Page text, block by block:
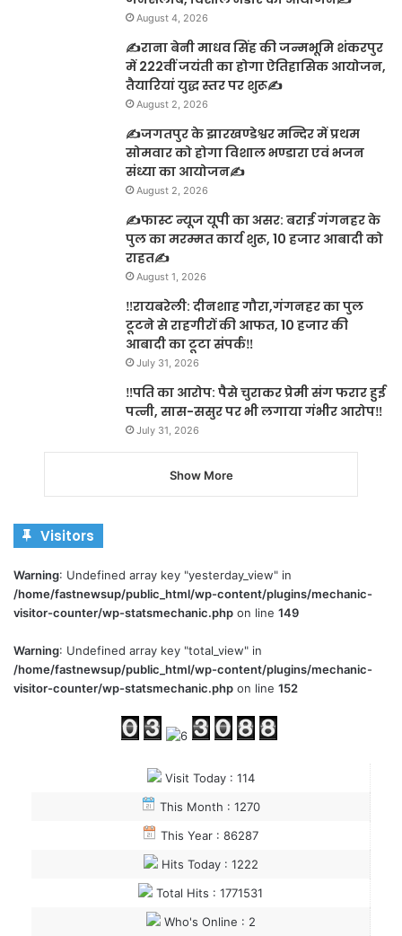
August 4, 2026
✍️राना बेनी माधव सिंह की जन्मभूमि शंकरपुर
में 222वीं जयंती का होगा ऐतिहासिक आयोजन,
तैयारियां युद्ध स्तर पर शुरू✍️
August 2, 2026
✍️जगतपुर के झारखण्डेश्वर मन्दिर में प्रथम
सोमवार को होगा विशाल भण्डारा एवं भजन
संध्या का आयोजन✍️
August 2, 2026
✍️फास्ट न्यूज यूपी का असर: बराई गंगनहर के
पुल का मरम्मत कार्य शुरू, 10 हजार आबादी को
राहत✍️
August 1, 2026
‼️रायबरेली: दीनशाह गौरा,गंगनहर का पुल
टूटने से राहगीरों की आफत, 10 हजार की
आबादी का टूटा संपर्क‼️
July 31, 2026
‼️पति का आरोप: पैसे चुराकर प्रेमी संग फरार हुई
पत्नी, सास-ससुर पर भी लगाया गंभीर आरोप‼️
July 31, 2026
Show More
Visitors
Warning: Undefined array key "yesterday_view" in
/home/fastnewsup/public_html/wp-content/plugins/mechanic-
visitor-counter/wp-statsmechanic.php on line 149
Warning: Undefined array key "total_view" in
/home/fastnewsup/public_html/wp-content/plugins/mechanic-
visitor-counter/wp-statsmechanic.php on line 152
Visit Today : 114
This Month : 1270
This Year : 86287
Hits Today : 1222
Total Hits : 1771531
Who's Online : 2